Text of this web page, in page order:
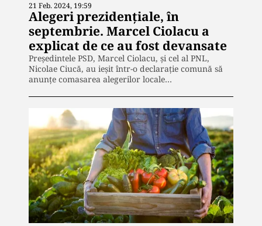
21 Feb. 2024, 19:59
Alegeri prezidențiale, în
septembrie. Marcel Ciolacu a
explicat de ce au fost devansate
Președintele PSD, Marcel Ciolacu, și cel al PNL,
Nicolae Ciucă, au ieșit într-o declarație comună să
anunțe comasarea alegerilor locale…